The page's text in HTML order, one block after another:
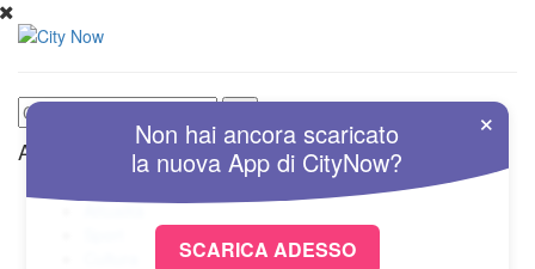
Altre Sezioni
Attualità
×
Non hai ancora scaricato
la nuovaApp di CityNow?
SCARICA ADESSO